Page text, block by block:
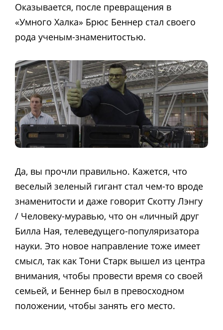
Оказывается, после превращения в
«Умного Халка» Брюс Беннер стал своего
рода ученым-знаменитостью.
Да, вы прочли правильно. Кажется, что
веселый зеленый гигант стал чем-то вроде
знаменитости и даже говорит Скотту Лэнгу
/ Человеку-муравью, что он «личный друг
Билла Ная, телеведущего-популяризатора
науки. Это новое направление тоже имеет
смысл, так как Тони Старк вышел из центра
внимания, чтобы провести время со своей
семьей, и Беннер был в превосходном
положении, чтобы занять его место.